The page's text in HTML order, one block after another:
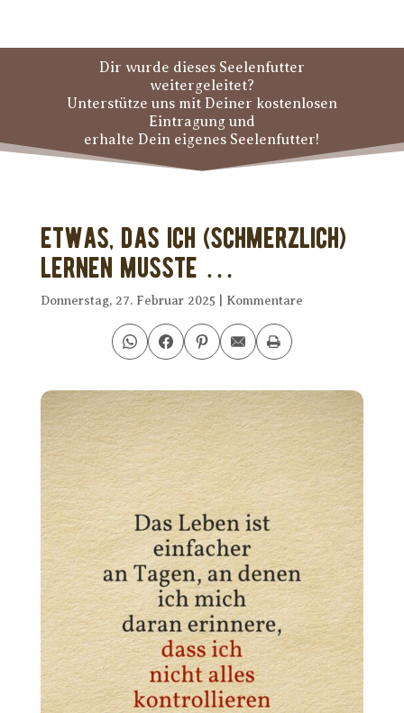
Dir wurde dieses Seelenfutter
weitergeleitet?
Unterstütze uns mit Deiner kostenlosen
Eintragung und
erhalte Dein eigenes Seelenfutter!
Etwas, das ich (schmerzlich)
lernen musste …
Donnerstag, 27. Februar 2025 Kommentare